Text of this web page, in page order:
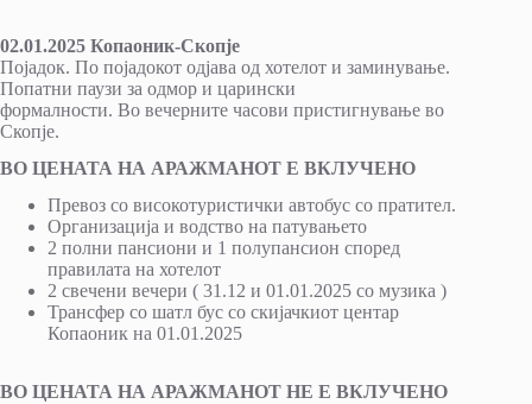
02.01.2025 Копаоник-Скопје
Појадок. По појадокот одјава од хотелот и заминување.
Попатни паузи за одмор и царински
формалности. Во вечерните часови пристигнување во
Скопје.
ВО ЦЕНАТА НА АРАЖМАНОТ Е ВКЛУЧЕНО
Превоз со високотуристички автобус со пратител.
Oрганизација и водство на патувањето
2 полни пансиони и 1 полупансион според
правилата на хотелот
2 свечени вечери ( 31.12 и 01.01.2025 со музика )
Трансфер со шатл бус со скијачкиот центар
Копаоник на 01.01.2025
ВО ЦЕНАТА НА АРАЖМАНОТ НЕ Е ВКЛУЧЕНО